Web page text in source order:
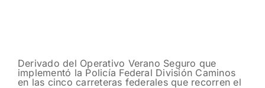
Derivado del Operativo Verano Seguro que
implementó la Policía Federal División Caminos
en las cinco carreteras federales que recorren el